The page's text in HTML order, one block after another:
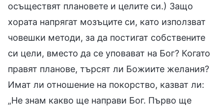
осъществят плановете и целите си.) Защо
хората напрягат мозъците си, като използват
човешки методи, за да постигат собствените
си цели, вместо да се уповават на Бог? Когато
правят планове, търсят ли Божиите желания?
Имат ли отношение на покорство, казват ли:
„Не знам какво ще направи Бог. Първо ще